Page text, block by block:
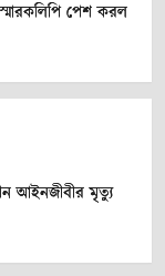
স্মারকলিপি পেশ করল
আইনজীবীর মৃত্যু